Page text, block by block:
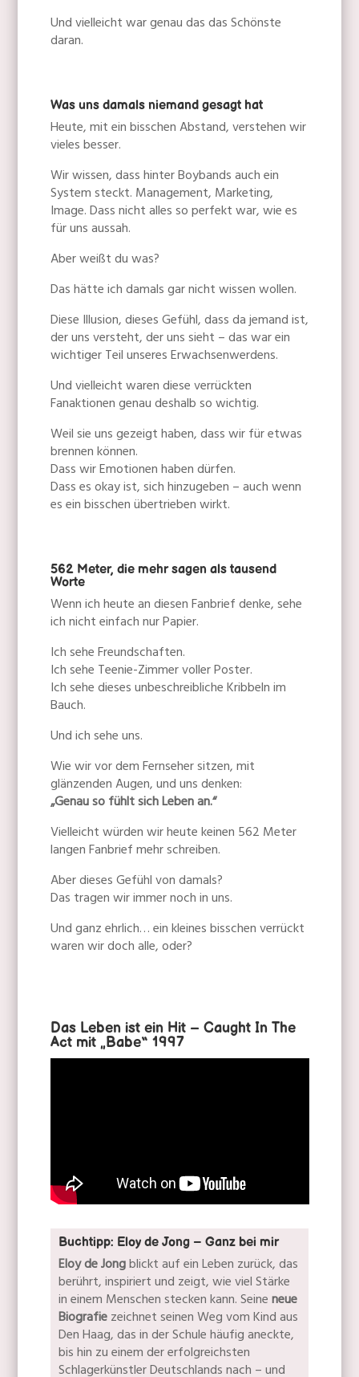
Und vielleicht war genau das das Schönste
daran.
Was uns damals niemand gesagt hat
Heute, mit ein bisschen Abstand, verstehen wir
vieles besser.
Wir wissen, dass hinter Boybands auch ein
System steckt. Management, Marketing,
Image. Dass nicht alles so perfekt war, wie es
für uns aussah.
Aber weißt du was?
Das hätte ich damals gar nicht wissen wollen.
Diese Illusion, dieses Gefühl, dass da jemand ist,
der uns versteht, der uns sieht – das war ein
wichtiger Teil unseres Erwachsenwerdens.
Und vielleicht waren diese verrückten
Fanaktionen genau deshalb so wichtig.
Weil sie uns gezeigt haben, dass wir für etwas
brennen können.
Dass wir Emotionen haben dürfen.
Dass es okay ist, sich hinzugeben – auch wenn
es ein bisschen übertrieben wirkt.
562 Meter, die mehr sagen als tausend
Worte
Wenn ich heute an diesen Fanbrief denke, sehe
ich nicht einfach nur Papier.
Ich sehe Freundschaften.
Ich sehe Teenie-Zimmer voller Poster.
Ich sehe dieses unbeschreibliche Kribbeln im
Bauch.
Und ich sehe uns.
Wie wir vor dem Fernseher sitzen, mit
glänzenden Augen, und uns denken:
„Genau so fühlt sich Leben an.“
Vielleicht würden wir heute keinen 562 Meter
langen Fanbrief mehr schreiben.
Aber dieses Gefühl von damals?
Das tragen wir immer noch in uns.
Und ganz ehrlich… ein kleines bisschen verrückt
waren wir doch alle, oder?
Das Leben ist ein Hit – Caught In The
Act mit „Babe“ 1997
Buchtipp: Eloy de Jong – Ganz bei mir
Eloy de Jongblickt auf ein Leben zurück, das
berührt, inspiriert und zeigt, wie viel Stärke
in einem Menschen stecken kann. Seineneue
Biografiezeichnet seinen Weg vom Kind aus
Den Haag, das in der Schule häufig aneckte,
bis hin zu einem der erfolgreichsten
Schlagerkünstler Deutschlands nach – und